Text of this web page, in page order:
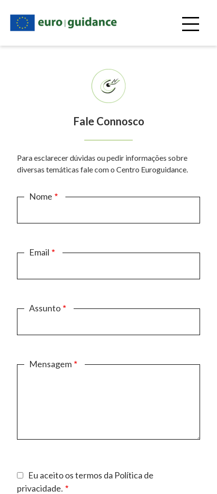
para
Fale Connosco
Para esclarecer dúvidas ou pedir informações sobre
diversas temáticas fale com o Centro Euroguidance.
NomeNome
Email
Assunto
Mensagem
Eu aceito os termos da Política de
privacidade.